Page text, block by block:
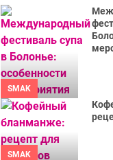
SMAK
SMAK